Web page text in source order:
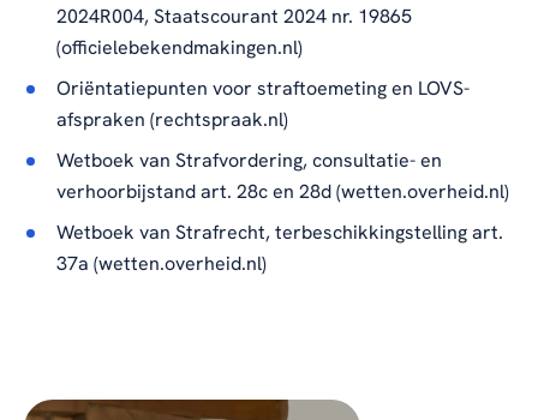
2024R004, Staatscourant 2024 nr. 19865
(officielebekendmakingen.nl)
Oriëntatiepunten voor straftoemeting en LOVS-
afspraken (rechtspraak.nl)
Wetboek van Strafvordering, consultatie- en
verhoorbijstand art. 28c en 28d (wetten.overheid.nl)
Wetboek van Strafrecht, terbeschikkingstelling art.
37a (wetten.overheid.nl)